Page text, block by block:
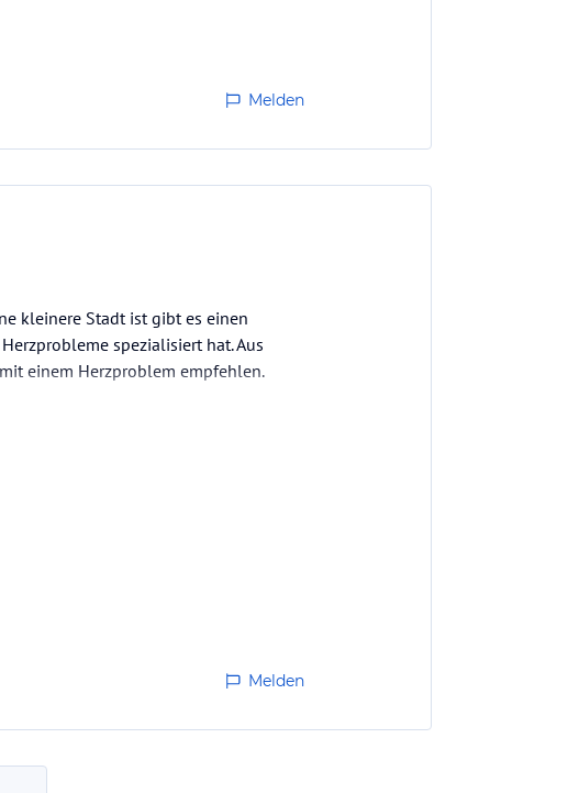
Melden
kleinere Stadt ist gibt es einen
spezialisiert hat. Aus
einem Herzproblem empfehlen.
Melden